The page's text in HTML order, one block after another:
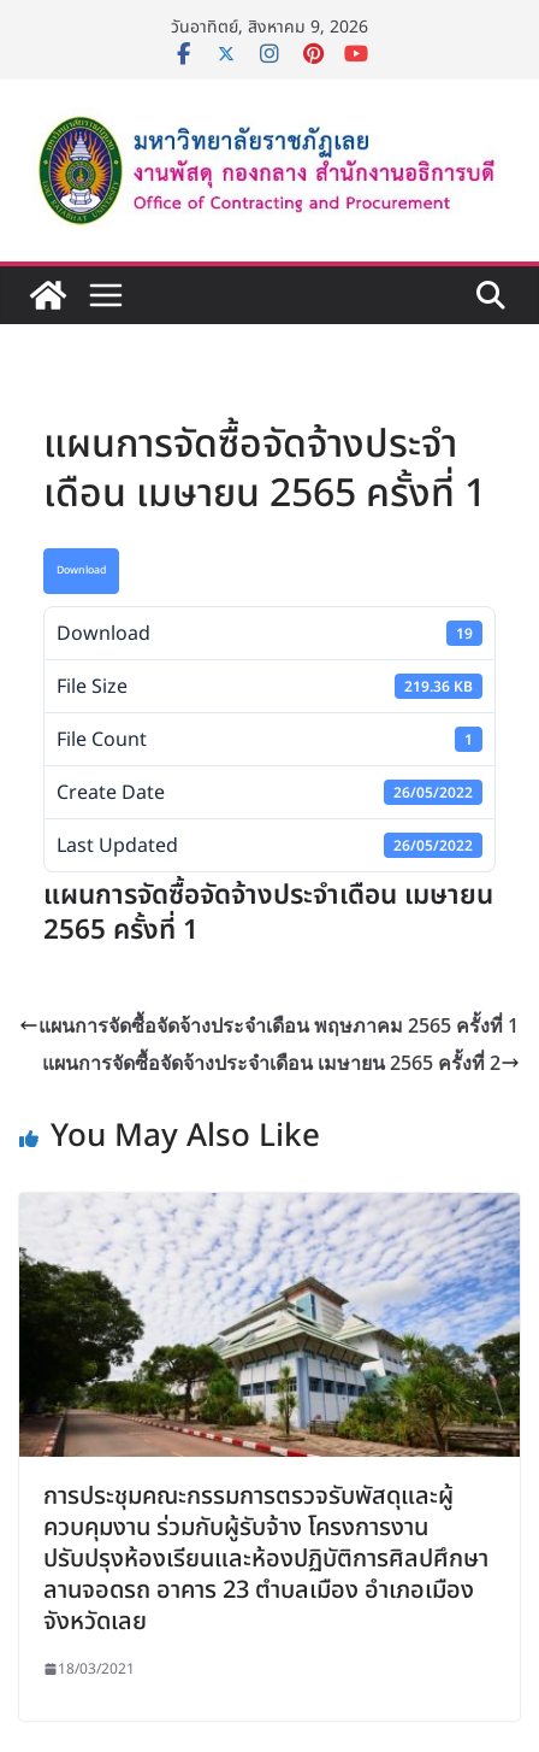
วันอาทิตย์, สิงหาคม 9, 2026
แผนการจัดซื้อจัดจ้างประจำ
เดือน เมษายน 2565 ครั้งที่ 1
Download
Download 19
File Size 219.36 KB
File Count 1
Create Date 26/05/2022
Last Updated 26/05/2022
แผนการจัดซื้อจัดจ้างประจำเดือน เมษายน
2565 ครั้งที่ 1
แผนการจัดซื้อจัดจ้างประจำเดือน พฤษภาคม 2565 ครั้งที่ 1
แผนการจัดซื้อจัดจ้างประจำเดือน เมษายน 2565 ครั้งที่ 2
You May Also Like
การประชุมคณะกรรมการตรวจรับพัสดุและผู้
ควบคุมงาน ร่วมกับผู้รับจ้าง โครงการงาน
ปรับปรุงห้องเรียนและห้องปฏิบัติการศิลปศึกษา
ลานจอดรถ อาคาร 23 ตำบลเมือง อำเภอเมือง
จังหวัดเลย
18/03/2021